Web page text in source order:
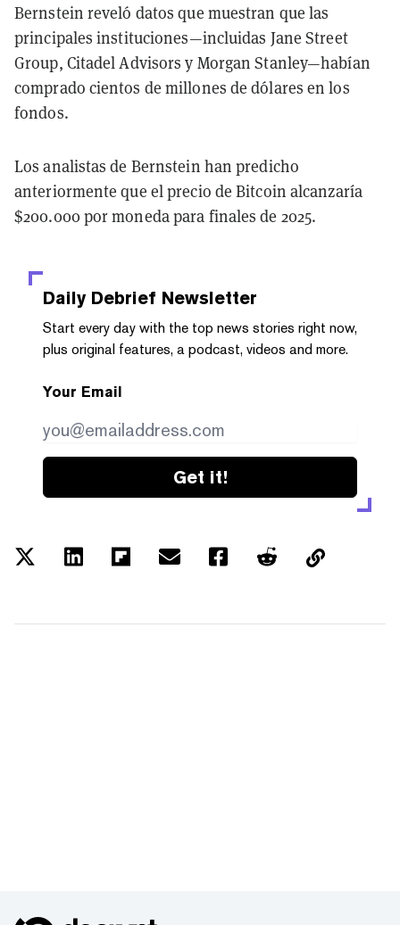
Bernstein reveló datos que muestran que las
principales instituciones—incluidas Jane Street
Group, Citadel Advisors y Morgan Stanley—habían
comprado cientos de millones de dólares en los
fondos.
Los analistas de Bernstein han predicho
anteriormente que el precio de Bitcoin alcanzaría
$200.000 por moneda para finales de 2025.
Daily Debrief Newsletter
Start every day with the top news stories right now,
plus original features, a podcast, videos and more.
Your Email
Get it!